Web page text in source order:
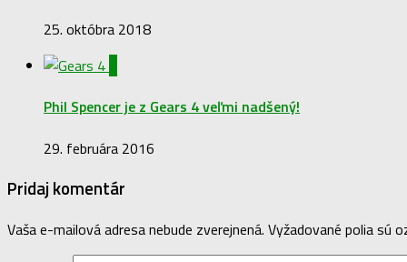
25. októbra 2018
Phil Spencer je z Gears 4 veľmi nadšený!
29. februára 2016
Pridaj komentár
Vaša e-mailová adresa nebude zverejnená. Vyžadované polia sú